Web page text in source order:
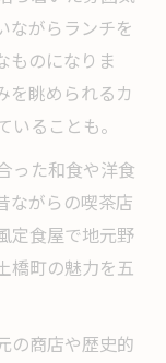
ながらランチを
ものになりま
を眺められるカ
ることも。
った和食や洋食
ながらの喫茶店
定食屋で地元野
橋町の魅力を五
の商店や歴史的